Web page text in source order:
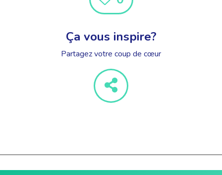
Ça vous inspire?
Partagez votre coup de cœur